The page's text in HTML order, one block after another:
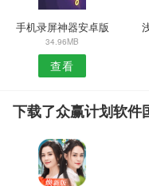
手机录屏神器安卓版
34.96MB
查看
下载了众赢计划软件